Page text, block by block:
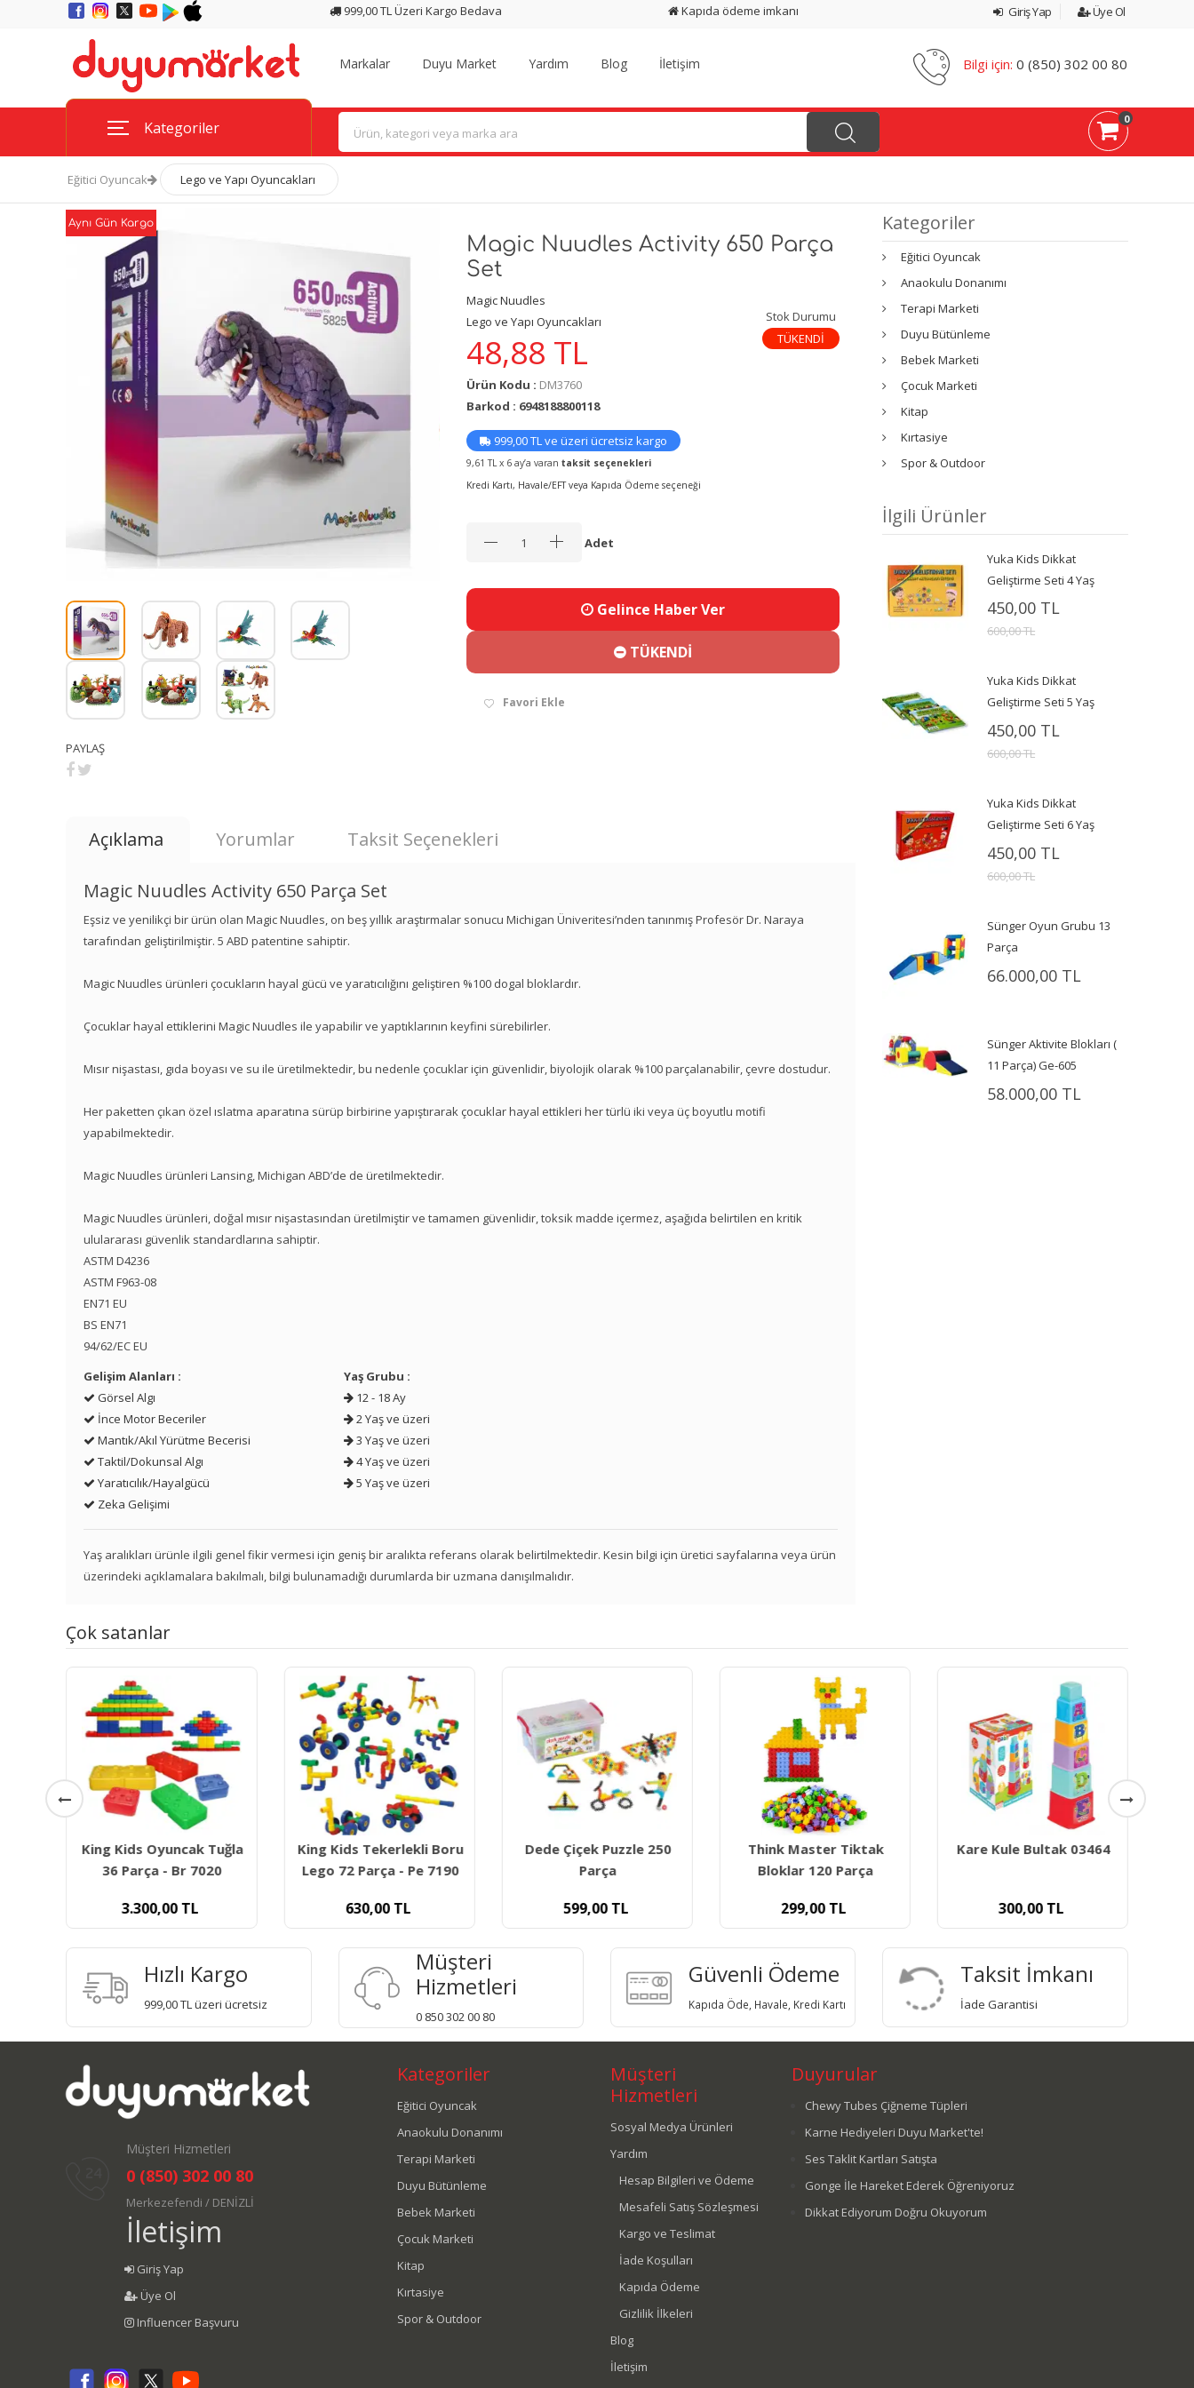
999,00 TL Üzeri Kargo Bedava Kapıda ödeme imkanı Giriş Yap Üye Ol
Markalar Duyu Market Yardım Blog İletişim Bilgi için: 0 (850) 302 00 80
Kategoriler 0
Eğitici Oyuncak Lego ve Yapı Oyuncakları
Aynı Gün Kargo
PAYLAŞ
Magic Nuudles Activity 650 Parça
Set
Magic Nuudles
Lego ve Yapı Oyuncakları
Stok Durumu
TÜKENDİ
48,88 TL
Ürün Kodu : DM3760
Barkod : 6948188800118
999,00 TL ve üzeri ücretsiz kargo
9,61 TL x 6 ay’a varan taksit seçenekleri
Kredi Kartı, Havale/EFT veya Kapıda Ödeme seçeneği
Adet
Gelince Haber Ver
TÜKENDİ
Favori Ekle
Açıklama Yorumlar Taksit Seçenekleri
Magic Nuudles Activity 650 Parça Set
Eşsiz ve yenilikçi bir ürün olan Magic Nuudles, on beş yıllık araştırmalar sonucu Michigan Üniveritesi’nden tanınmış Profesör Dr. Naraya
tarafından geliştirilmiştir. 5 ABD patentine sahiptir.
Magic Nuudles ürünleri çocukların hayal gücü ve yaratıcılığını geliştiren %100 dogal bloklardır.
Çocuklar hayal ettiklerini Magic Nuudles ile yapabilir ve yaptıklarının keyfini sürebilirler.
Mısır nişastası, gıda boyası ve su ile üretilmektedir, bu nedenle çocuklar için güvenlidir, biyolojik olarak %100 parçalanabilir, çevre dostudur.
Her paketten çıkan özel ıslatma aparatına sürüp birbirine yapıştırarak çocuklar hayal ettikleri her türlü iki veya üç boyutlu motifi
yapabilmektedir.
Magic Nuudles ürünleri Lansing, Michigan ABD’de de üretilmektedir.
Magic Nuudles ürünleri, doğal mısır nişastasından üretilmiştir ve tamamen güvenlidir, toksik madde içermez, aşağıda belirtilen en kritik
ululararası güvenlik standardlarına sahiptir.
ASTM D4236
ASTM F963-08
EN71 EU
BS EN71
94/62/EC EU
Gelişim Alanları :
Görsel Algı
İnce Motor Beceriler
Mantık/Akıl Yürütme Becerisi
Taktil/Dokunsal Algı
Yaratıcılık/Hayalgücü
Zeka Gelişimi
Yaş Grubu :
12 - 18 Ay
2 Yaş ve üzeri
3 Yaş ve üzeri
4 Yaş ve üzeri
5 Yaş ve üzeri
Yaş aralıkları ürünle ilgili genel fikir vermesi için geniş bir aralıkta referans olarak belirtilmektedir. Kesin bilgi için üretici sayfalarına veya ürün
üzerindeki açıklamalara bakılmalı, bilgi bulunamadığı durumlarda bir uzmana danışılmalıdır.
Kategoriler
Eğitici Oyuncak
Anaokulu Donanımı
Terapi Marketi
Duyu Bütünleme
Bebek Marketi
Çocuk Marketi
Kitap
Kırtasiye
Spor & Outdoor
İlgili Ürünler
Yuka Kids Dikkat
Geliştirme Seti 4 Yaş
450,00 TL
600,00 TL
Yuka Kids Dikkat
Geliştirme Seti 5 Yaş
450,00 TL
600,00 TL
Yuka Kids Dikkat
Geliştirme Seti 6 Yaş
450,00 TL
600,00 TL
Sünger Oyun Grubu 13
Parça
66.000,00 TL
Sünger Aktivite Blokları (
11 Parça) Ge-605
58.000,00 TL
Çok satanlar
King Kids Oyuncak Tuğla
36 Parça - Br 7020
3.300,00TL
King Kids Tekerlekli Boru
Lego 72 Parça - Pe 7190
630,00TL
Dede Çiçek Puzzle 250
Parça
599,00TL
Think Master Tiktak
Bloklar 120 Parça
299,00TL
Kare Kule Bultak 03464
300,00TL
Hızlı Kargo
999,00 TL üzeri ücretsiz
Müşteri
Hizmetleri
0 850 302 00 80
Güvenli Ödeme
Kapıda Öde, Havale, Kredi Kartı
Taksit İmkanı
İade Garantisi
Müşteri Hizmetleri
0 (850) 302 00 80
Merkezefendi / DENİZLİ
İletişim
Giriş Yap
Üye Ol
Influencer Başvuru
Kategoriler
Eğitici Oyuncak
Anaokulu Donanımı
Terapi Marketi
Duyu Bütünleme
Bebek Marketi
Çocuk Marketi
Kitap
Kırtasiye
Spor & Outdoor
Müşteri
Hizmetleri
Sosyal Medya Ürünleri
Yardım
Hesap Bilgileri ve Ödeme
Mesafeli Satış Sözleşmesi
Kargo ve Teslimat
İade Koşulları
Kapıda Ödeme
Gizlilik İlkeleri
Blog
İletişim
Duyurular
Chewy Tubes Çiğneme Tüpleri
Karne Hediyeleri Duyu Market'te!
Ses Taklit Kartları Satışta
Gonge İle Hareket Ederek Öğreniyoruz
Dikkat Ediyorum Doğru Okuyorum